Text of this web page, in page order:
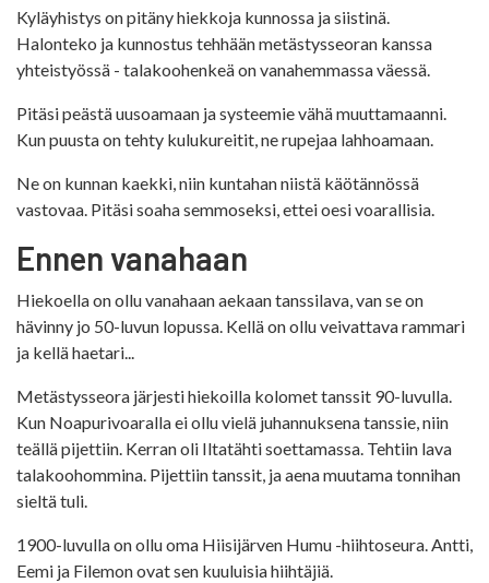
Kyläyhistys on pitäny hiekkoja kunnossa ja siistinä.
Halonteko ja kunnostus tehhään metästysseoran kanssa
yhteistyössä - talakoohenkeä on vanahemmassa väessä.
Pitäsi peästä uusoamaan ja systeemie vähä muuttamaanni.
Kun puusta on tehty kulukureitit, ne rupejaa lahhoamaan.
Ne on kunnan kaekki, niin kuntahan niistä käötännössä
vastovaa. Pitäsi soaha semmoseksi, ettei oesi voarallisia.
Ennen vanahaan
Hiekoella on ollu vanahaan aekaan tanssilava, van se on
hävinny jo 50-luvun lopussa. Kellä on ollu veivattava rammari
ja kellä haetari...
Metästysseora järjesti hiekoilla kolomet tanssit 90-luvulla.
Kun Noapurivoaralla ei ollu vielä juhannuksena tanssie, niin
teällä pijettiin. Kerran oli Iltatähti soettamassa. Tehtiin lava
talakoohommina. Pijettiin tanssit, ja aena muutama tonnihan
sieltä tuli.
1900-luvulla on ollu oma Hiisijärven Humu -hiihtoseura. Antti,
Eemi ja Filemon ovat sen kuuluisia hiihtäjiä.